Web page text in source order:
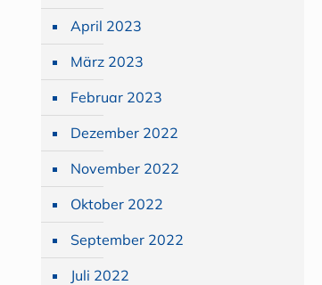
April 2023
März 2023
Februar 2023
Dezember 2022
November 2022
Oktober 2022
September 2022
Juli 2022